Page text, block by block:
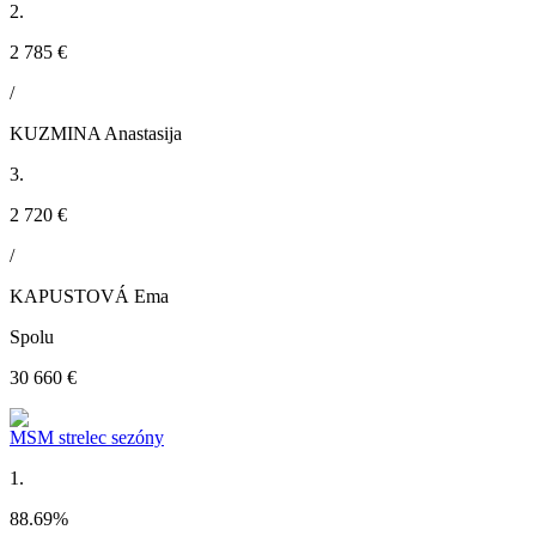
2.
2 785 €
/
KUZMINA Anastasija
3.
2 720 €
/
KAPUSTOVÁ Ema
Spolu
30 660 €
MSM strelec sezóny
1.
88.69%